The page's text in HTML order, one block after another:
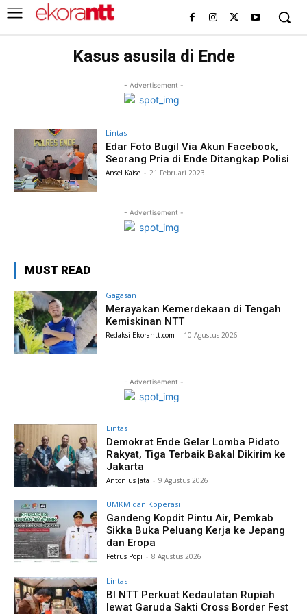
Kasus asusila di Ende
- Advertisement -
Lintas
Edar Foto Bugil Via Akun Facebook,
Seorang Pria di Ende Ditangkap Polisi
Ansel Kaise - 21 Februari 2023
- Advertisement -
MUST READ
Gagasan
Merayakan Kemerdekaan di Tengah
Kemiskinan NTT
Redaksi Ekorantt.com - 10 Agustus 2026
- Advertisement -
Lintas
Demokrat Ende Gelar Lomba Pidato
Rakyat, Tiga Terbaik Bakal Dikirim ke
Jakarta
Antonius Jata - 9 Agustus 2026
UMKM dan Koperasi
Gandeng Kopdit Pintu Air, Pemkab
Sikka Buka Peluang Kerja ke Jepang
dan Eropa
Petrus Popi - 8 Agustus 2026
Lintas
BI NTT Perkuat Kedaulatan Rupiah
lewat Garuda Sakti Cross Border Fest